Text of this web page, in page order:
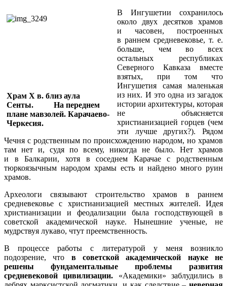
Храм X в. близ аула
Сенты. На переднем
плане мавзолей. Карачаево-
Черкесия.
В Ингушетии сохранилось
около двух десятков храмов
и часовен, построенных
в раннем средневековье, т. е.
больше, чем во всех
остальных республиках
Северного Кавказа вместе
взятых, при том что
Ингушетия самая маленькая
из них. И это одна из загадок
истории архитектуры, которая
не объясняется
христианизацией горцев (чем
эти лучше других?). Рядом
Чечня с родственным по происхождению народом, но храмов
там нет и, судя по всему, никогда не было. Нет храмов
и в Балкарии, хотя в соседнем Карачае с родственным
тюркоязычным народом храмы есть и найдено много руин
храмов.
Археологи связывают строительство храмов в раннем
средневековье с христианизацией местных жителей. Идея
христианизации и феодализации была господствующей в
советской академической науке. Нынешние ученые, не
мудрствуя лукаво, чтут преемственность.
В процессе работы с литературой у меня возникло
подозрение, что в советской академической науке не
решены фундаментальные проблемы развития
средневековой цивилизации. «Академики» заблудились в